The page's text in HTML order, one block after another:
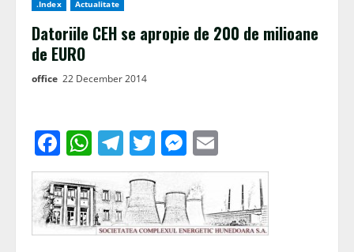
.Index Actualitate
Datoriile CEH se apropie de 200 de milioane
de EURO
office 22 December 2014
Facebook
WhatsApp
Telegram
TwitterMessenger